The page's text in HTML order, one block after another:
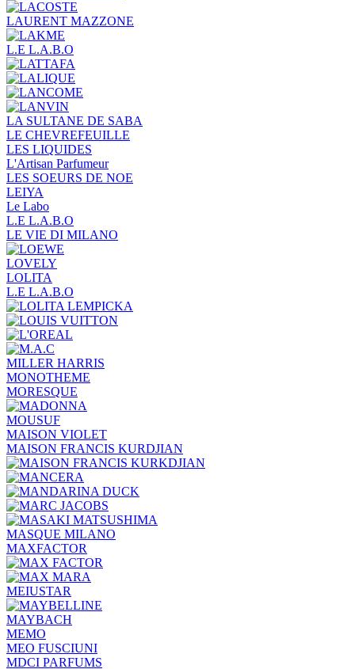
LAURENT MAZZONE
L.E L.A.B.O
LA SULTANE DE SABA
LE CHEVREFEUILLE
LES LIQUIDES
L'Artisan Parfumeur
LES SOEURS DE NOE
LEIYA
Le Labo
L.Е L.А.B.О
LE VIE DI MILANO
LOVELY
LOLITA
L.E L.A.B.O
MILLER HARRIS
MONOTHEME
MORESQUE
MOUSUF
MAISON VIOLET
MAISON FRANCIS KURDJIAN
MASQUE MILANO
MAXFACTOR
MEIUSTAR
MAYBACH
MEMO
MEO FUSCIUNI
MDCI PARFUMS